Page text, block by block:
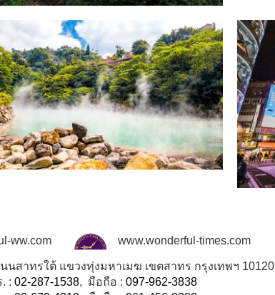
ww.com www.wonderful-times.com
นสาทรใต้ แขวงทุ่งมหาเมฆ เขตสาทร กรุงเทพฯ 10120
. :02-287-1538, มือถือ :097-962-3838